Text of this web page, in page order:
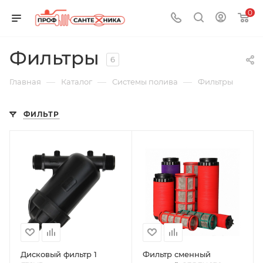
0
Фильтры 6
Главная — Каталог — Системы полива — Фильтры
ФИЛЬТР
Дисковый фильтр 1
Фильтр сменный